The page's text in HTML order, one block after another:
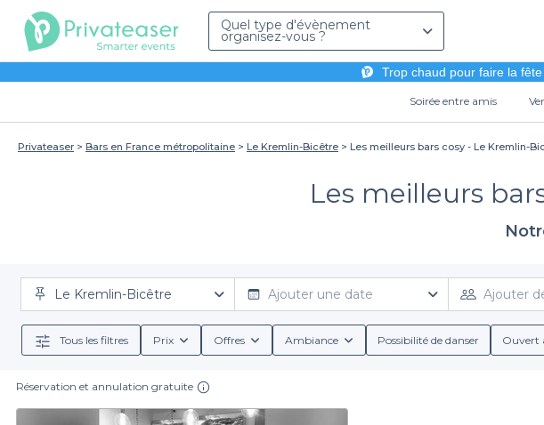
Quel type d'évènement
organisez-vous ?
Trop chaud pour faire la
Soirée entre amis
Privateaser Bars en France métropolitaine Le Kremlin-Bicêtre Les meilleurs bars cosy - Le Kremlin-
Les meilleurs
Le Kremlin-Bicêtre Ajouter une date Ajouter
Tous les filtres Prix Offres Ambiance Possibilité de danser Ouvert
Réservation et annulation gratuite